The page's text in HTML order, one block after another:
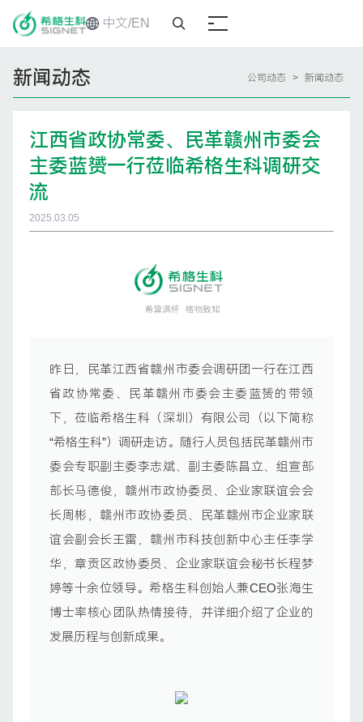
首页
关于我们
加入我们
中文/EN
新闻动态 公司动态 > 新闻动态
江西省政协常委、民革赣州市委会
主委蓝赟一行莅临希格生科调研交
流
2025.03.05
昨日，民革江西省赣州市委会调研团一行在江西
省政协常委、民革赣州市委会主委蓝赟的带领
下，莅临希格生科（深圳）有限公司（以下简称
“希格生科”）调研走访。随行人员包括民革赣州市
委会专职副主委李志斌、副主委陈昌立、组宣部
部长马德俊，赣州市政协委员、企业家联谊会会
长周彬，赣州市政协委员、民革赣州市企业家联
谊会副会长王雷，赣州市科技创新中心主任李学
华，章贡区政协委员、企业家联谊会秘书长程梦
婷等十余位领导。希格生科创始人兼CEO张海生
博士率核心团队热情接待，并详细介绍了企业的
发展历程与创新成果。